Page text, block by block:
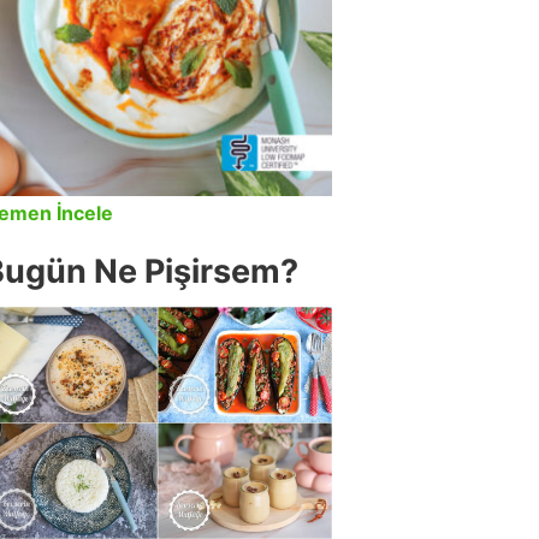
İncele
Ne Pişirsem?